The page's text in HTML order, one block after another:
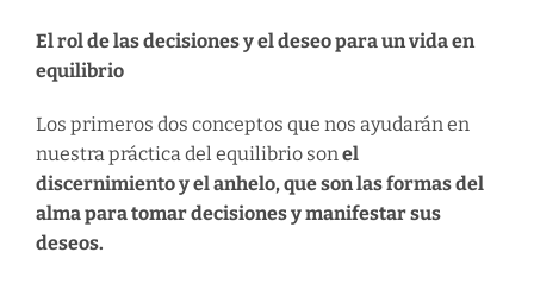
El rol de las decisiones y el deseo para un vida en
equilibrio
Los primeros dos conceptos que nos ayudarán en
nuestra práctica del equilibrio sonel
discernimiento y el anhelo, que son las formas del
alma para tomar decisiones y manifestar sus
deseos.